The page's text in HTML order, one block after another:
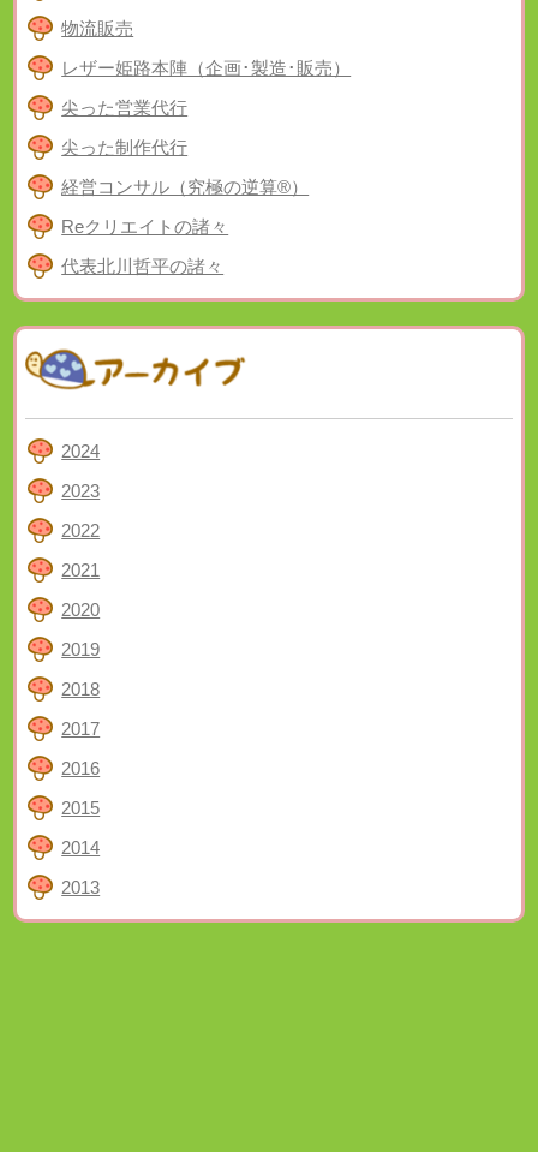
物流販売
レザー姫路本陣（企画･製造･販売）
尖った営業代行
尖った制作代行
経営コンサル（究極の逆算®）
Reクリエイトの諸々
代表北川哲平の諸々
2024
2023
2022
2021
2020
2019
2018
2017
2016
2015
2014
2013